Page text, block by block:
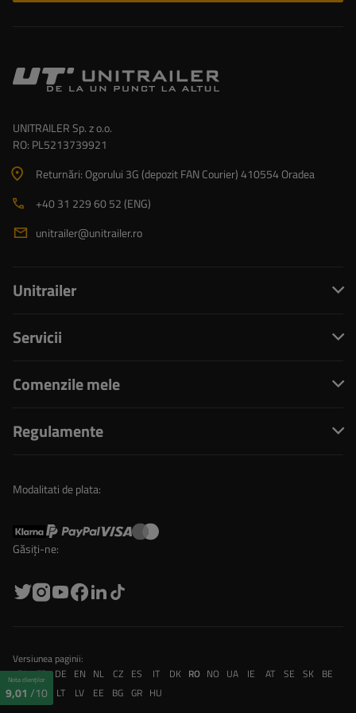
UNITRAILER Sp. z o.o.
RO: PL5213739921
Returnări: Ogorului 3G (depozit FAN Courier) 410554 Oradea
+40 31 229 60 52 (ENG)
unitrailer@unitrailer.ro
Unitrailer
Servicii
Comenzile mele
Regulamente
Modalitati de plata:
Găsiți-ne:
Versiunea paginii:
PL FR DE EN NL CZ ES IT DK RO NO UA IE AT SE SK BE
CH
PT LT LV EE BG GR HU
Nota clienților
9,01 /10